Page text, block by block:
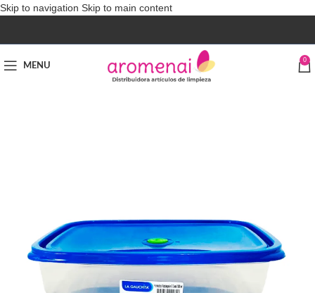
Skip to navigation Skip to main content
MENU
0